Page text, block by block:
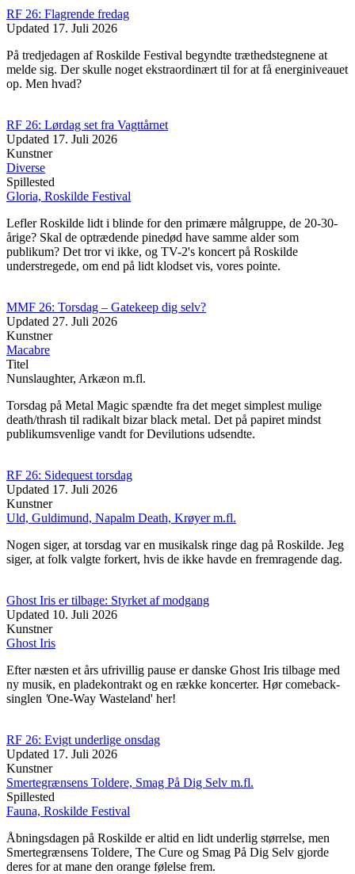
RF 26: Flagrende fredag
Updated 17. Juli 2026
På tredjedagen af Roskilde Festival begyndte træthedstegnene at
melde sig. Der skulle noget ekstraordinært til for at få energiniveauet
op. Men hvad?
RF 26: Lørdag set fra Vagttårnet
Updated 17. Juli 2026
Kunstner
Diverse
Spillested
Gloria, Roskilde Festival
Lefler Roskilde lidt i blinde for den primære målgruppe, de 20-30-
årige? Skal de optrædende pinedød have samme alder som
publikum? Det tror vi ikke, og TV-2's koncert på Roskilde
understregede, om end på lidt klodset vis, vores pointe.
MMF 26: Torsdag – Gatekeep dig selv?
Updated 27. Juli 2026
Kunstner
Macabre
Titel
Nunslaughter, Arkæon m.fl.
Torsdag på Metal Magic spændte fra det meget simplest mulige
death/thrash til radikalt bizar black metal. Det på papiret mindst
publikumsvenlige vandt for Devilutions udsendte.
RF 26: Sidequest torsdag
Updated 17. Juli 2026
Kunstner
Uld, Guldimund, Napalm Death, Krøyer m.fl.
Nogen siger, at torsdag var en musikalsk ringe dag på Roskilde. Jeg
siger, at folk valgte forkert, hvis de ikke havde en fremragende dag.
Ghost Iris er tilbage: Styrket af modgang
Updated 10. Juli 2026
Kunstner
Ghost Iris
Efter næsten et års ufrivillig pause er danske Ghost Iris tilbage med
ny musik, en pladekontrakt og en række koncerter. Hør comeback-
singlen 'One-Way Wasteland' her!
RF 26: Evigt underlige onsdag
Updated 17. Juli 2026
Kunstner
Smertegrænsens Toldere, Smag På Dig Selv m.fl.
Spillested
Fauna, Roskilde Festival
Åbningsdagen på Roskilde er altid en lidt underlig størrelse, men
Smertegrænsens Toldere, The Cure og Smag På Dig Selv gjorde
deres for at mane den orange følelse frem.